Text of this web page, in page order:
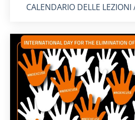
Titolo card:
CALENDARIO DELLE